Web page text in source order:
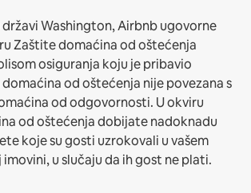
državi Washington, Airbnb ugovorne
Zaštite domaćina od oštećenja
osiguranja koju je pribavio
od oštećenja nije povezana s
od odgovornosti. U okviru
od oštećenja dobijate nadoknadu
koje su gosti uzrokovali u vašem
imovini, u slučaju da ih gost ne plati.